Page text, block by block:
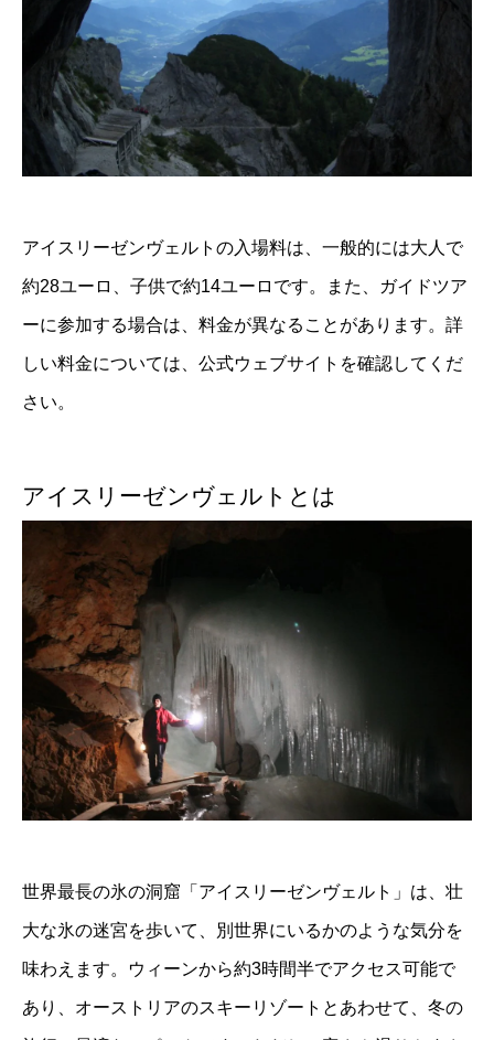
アイスリーゼンヴェルトの入場料は、一般的には大人で
約28ユーロ、子供で約14ユーロです。また、ガイドツア
ーに参加する場合は、料金が異なることがあります。詳
しい料金については、公式ウェブサイトを確認してくだ
さい。
アイスリーゼンヴェルトとは
世界最長の氷の洞窟「アイスリーゼンヴェルト」は、壮
大な氷の迷宮を歩いて、別世界にいるかのような気分を
味わえます。ウィーンから約3時間半でアクセス可能で
あり、オーストリアのスキーリゾートとあわせて、冬の